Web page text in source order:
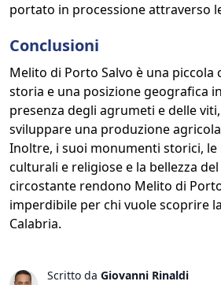
portato in processione attraverso
Conclusioni
Melito di Porto Salvo è una
storia e una posizione geografica
presenza degli agrumeti e delle
sviluppare una produzione
Inoltre, i suoi monumenti storici,
culturali e religiose e la bellezza
circostante rendono Melito di
imperdibile per chi vuole scoprire
Calabria.
Scritto da Giovanni Rinaldi